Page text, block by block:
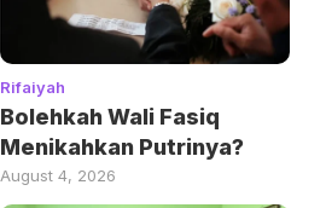
Rifaiyah
Bolehkah Wali Fasiq
Menikahkan Putrinya?
August 4, 2026